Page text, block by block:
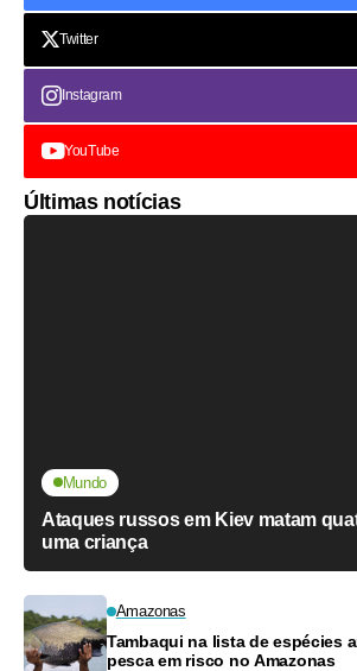
Twitter
Instagram
YouTube
Últimas notícias
Mundo
Ataques russos em Kiev matam
uma criança
Amazonas
Tambaqui na lista de espécies
pesca em risco no Amazonas